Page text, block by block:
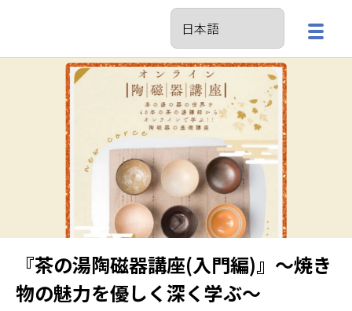
『茶の湯陶磁器講座(入門編)』～焼き
物の魅力を優しく深く学ぶ～